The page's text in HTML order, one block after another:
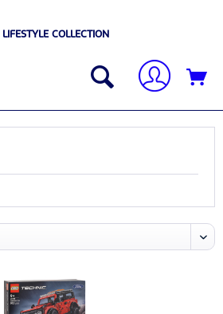
LIFESTYLE COLLECTION